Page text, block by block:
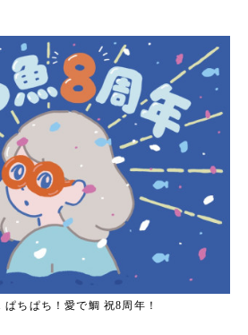
ぱちぱち！愛で鯛 祝8周年！